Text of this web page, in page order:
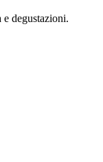
degustazioni.